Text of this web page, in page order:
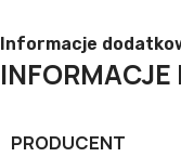
Informacje
PRODUCENT